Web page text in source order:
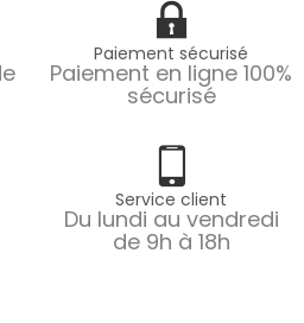
Paiement sécurisé
Paiement en ligne 100%
sécurisé
Service client
Du lundi au vendredi
de 9h à 18h